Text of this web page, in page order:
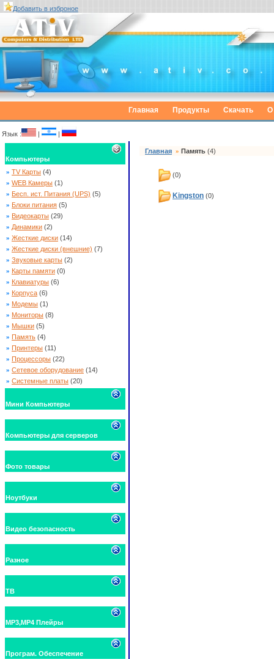
Добавить в изброное
Главная Продукты Скачать О
Язык : | |
Компьютеры
» TV Карты (4)
» WEB Камеры (1)
» Бесп. ист. Питания (UPS) (5)
» Блоки питания (5)
» Видеокарты (29)
» Динамики (2)
» Жесткие диски (14)
» Жесткие диски (внешние) (7)
» Звуковые карты (2)
» Карты памяти (0)
» Клавиатуры (6)
» Корпуса (6)
» Модемы (1)
» Мониторы (8)
» Мышки (5)
» Память (4)
» Принтеры (11)
» Процессоры (22)
» Сетевое оборудование (14)
» Системные платы (20)
Мини Компьютеры
Компьютеры для серверов
Фото товары
Ноутбуки
Видео безопасность
Разное
ТВ
MP3,MP4 Плейры
Програм. Обеспечение
Главная » Память (4)
(0)
Kingston (0)